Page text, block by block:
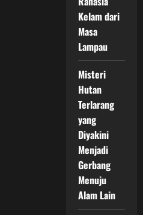
Kelam dari
Masa
Lampau
Misteri
Hutan
Terlarang
yang
Diyakini
Menjadi
Gerbang
Menuju
Alam Lain